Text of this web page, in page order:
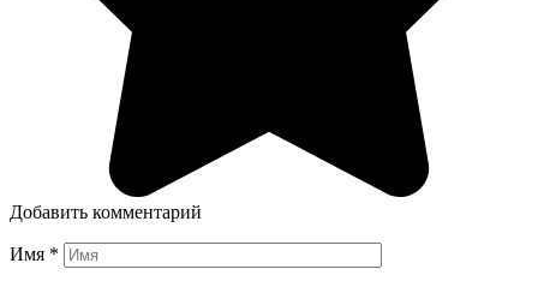
Добавить комментарий
Имя *